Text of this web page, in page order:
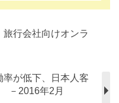
行会社向けオンラ
が低下、日本人客
－2016年2月